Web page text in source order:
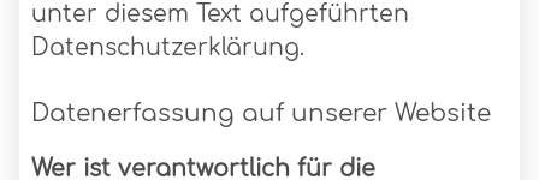
unter diesem Text aufgeführten
Datenschutzerklärung.
Datenerfassung auf unserer Website
Wer ist verantwortlich für die